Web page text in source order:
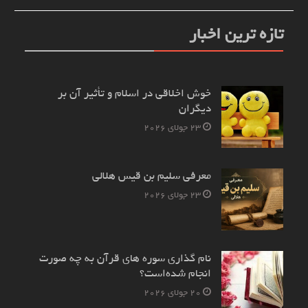
تازه ترین اخبار
خوش اخلاقی در اسلام و تأثیر آن بر
دیگران
23 جولای 2026
معرفی سلیم بن قیس هلالی
23 جولای 2026
نام‌ گذاری سوره های قرآن به چه صورت
انجام شده‌است؟
20 جولای 2026